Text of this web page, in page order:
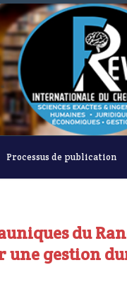
Processus de publication
du
une gestion